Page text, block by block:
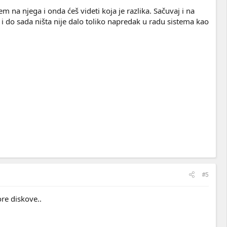
na njega i onda ćeš videti koja je razlika. Sačuvaj i na
sada ništa nije dalo toliko napredak u radu sistema kao
#5
diskove..